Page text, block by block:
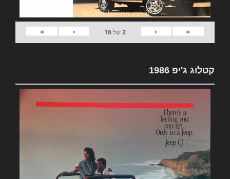
«
‹
2של16
›
»
קטלוג ג'יפ 1986